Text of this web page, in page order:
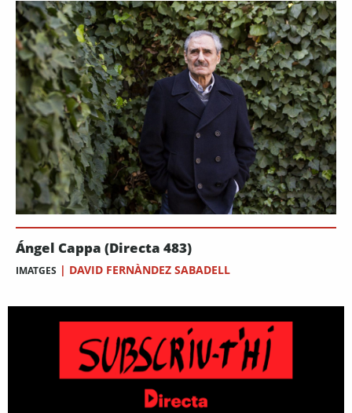
Ángel Cappa (Directa 483)
IMATGES | DAVID FERNÀNDEZ SABADELL